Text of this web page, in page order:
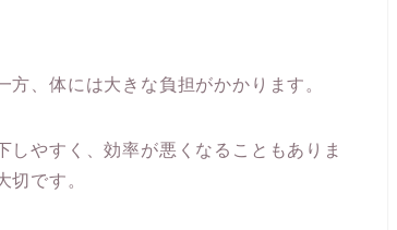
、体には大きな負担がかかります。
やすく、効率が悪くなることもありま
切です。